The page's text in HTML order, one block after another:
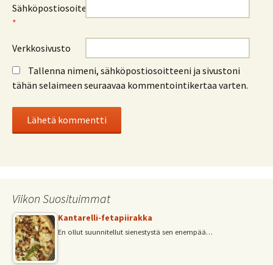
Sähköpostiosoite
*
Verkkosivusto
Tallenna nimeni, sähköpostiosoitteeni ja sivustoni
tähän selaimeen seuraavaa kommentointikertaa varten.
Viikon Suosituimmat
Kantarelli-fetapiirakka
En ollut suunnitellut sienestystä sen enempää…